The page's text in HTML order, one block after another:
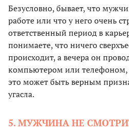
Безусловно, бывает, что
работе или что у него очень
ответственный период в
понимаете, что ничего
происходит, а вечера он
компьютером или телефоном,
это может быть верным
угасла.
5. МУЖЧИНА НЕ